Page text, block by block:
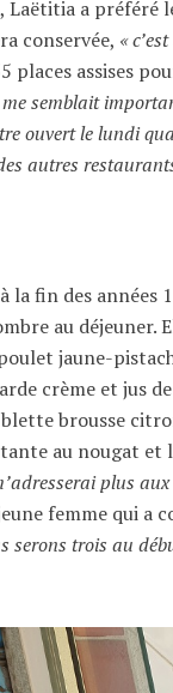
Laëtitia a
conservée, «
places assises
semblait
ouvert le lundi
autres
fin des années
au déjeuner.
jaune-
crème et jus
brousse
au nougat et
plus
femme qui a
serons trois au